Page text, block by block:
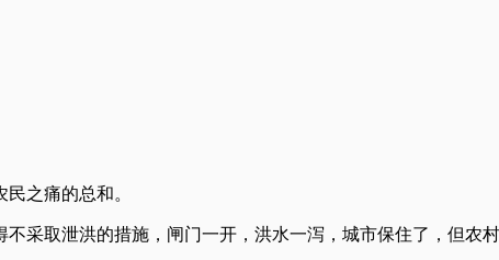
之痛的总和。
采取泄洪的措施，闸门一开，洪水一泻，城市保住了，但农